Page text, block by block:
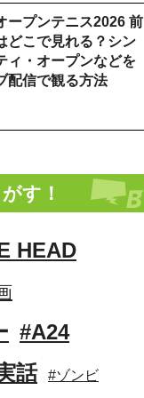
ープンテニス2026 前
どこで見れる？シン
ィ・オープンなどを
配信で観る方法
す！
HEAD
#A24
話 #ゾンビ